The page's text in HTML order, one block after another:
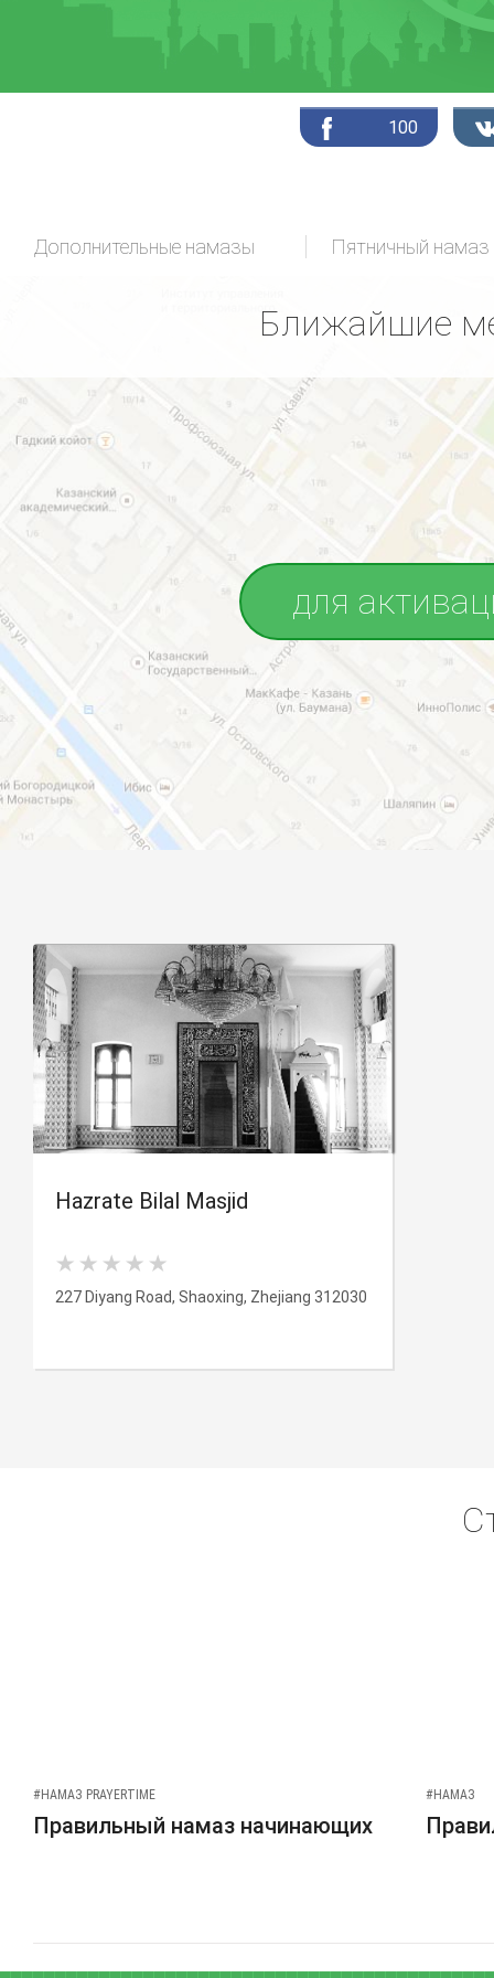
100
Дополнительные намазы Пятничный намаз
Ближайшие
для
Hazrate Bilal Masjid
227 Diyang Road, Shaoxing, Zhejiang 312030
#НАМАЗ PRAYERTIME
Правильный намаз начинающих
#НАМАЗ